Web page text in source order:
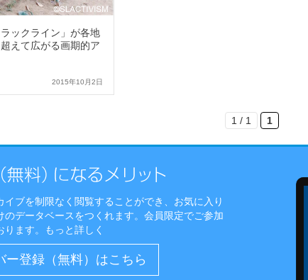
ックライン」が各地
えて広がる画期的ア
2015年10月2日
1 / 1 1
イブを制限なく閲覧することができ、お気に入り
データベースをつくれます。会員限定でご参加
ます。
もっと詳しく
ー登録（無料）はこちら